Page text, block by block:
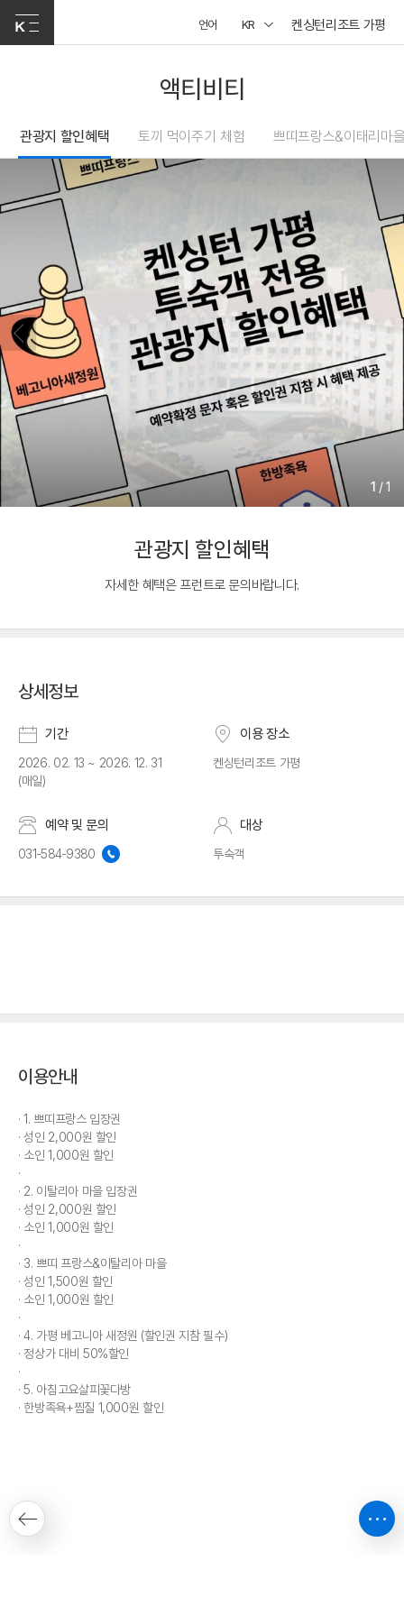
언어 KR 켄싱턴리조트 가평
액티비티
관광지 할인혜택 토끼 먹이주기 체험 쁘띠프랑스&이태리마
1 /1
관광지 할인혜택
자세한 혜택은 프런트로 문의바랍니다.
상세정보
기간
2026. 02. 13 ~ 2026. 12. 31
(매일)
이용 장소
켄싱턴리조트 가평
예약 및 문의
031-584-9380
대상
투숙객
이용안내
1. 쁘띠프랑스 입장권
성인 2,000원 할인
소인 1,000원 할인
2. 이탈리아 마을 입장권
성인 2,000원 할인
소인 1,000원 할인
3. 쁘띠 프랑스&이탈리아 마을
성인 1,500원 할인
소인 1,000원 할인
4. 가평 베고니아 새정원 (할인권 지참 필수)
정상가 대비 50%할인
5. 아침고요살피꽃다방
한방족욕+찜질 1,000원 할인